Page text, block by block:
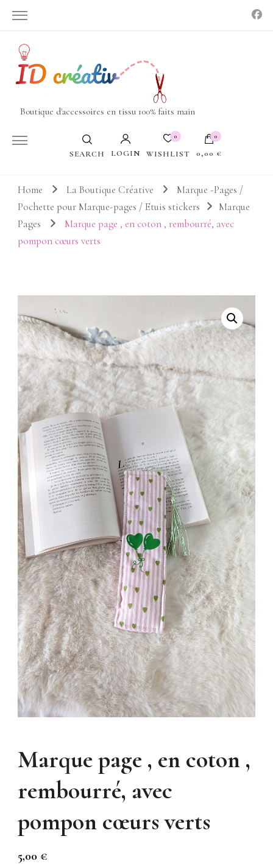
Boutique d'accessoires en tissu 100% faits main
SEARCH LOGIN
0
WISHLIST
0
0,00 €
Votre panier est vide.
Home La Boutique Créative
Marque -Pages /
Pochette pour Marque-pages / Etuis stickers
Marque
Pages
Marque page , en coton , rembourré, avec
pompon cœurs verts
Marque page , en coton ,
rembourré, avec
pompon cœurs verts
5,00 €